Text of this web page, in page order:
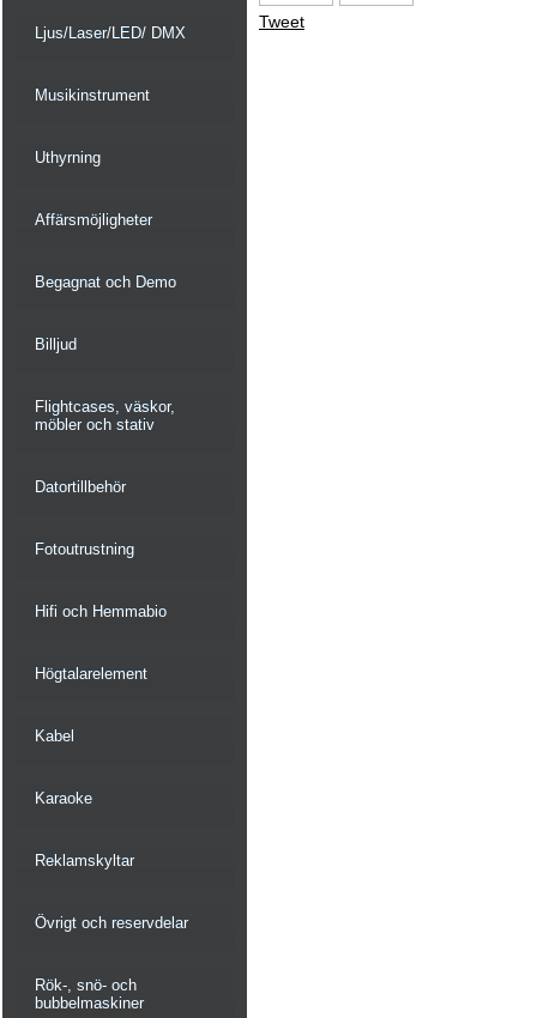
Ljus/Laser/LED/ DMX
Musikinstrument
Uthyrning
Affärsmöjligheter
Begagnat och Demo
Billjud
Flightcases, väskor,
möbler och stativ
Datortillbehör
Fotoutrustning
Hifi och Hemmabio
Högtalarelement
Kabel
Karaoke
Reklamskyltar
Övrigt och reservdelar
Rök-, snö- och
bubbelmaskiner
Tweet